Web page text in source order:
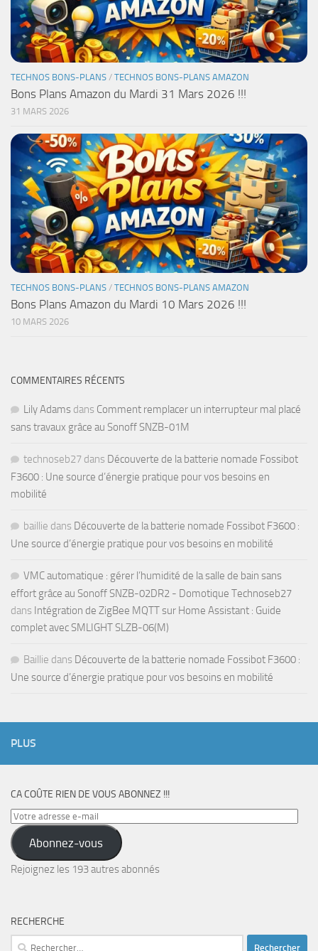
TECHNOS BONS-PLANS / TECHNOS BONS-PLANS AMAZON
Bons Plans Amazon du Mardi 31 Mars 2026 !!!
31 MARS 2026
TECHNOS BONS-PLANS / TECHNOS BONS-PLANS AMAZON
Bons Plans Amazon du Mardi 10 Mars 2026 !!!
10 MARS 2026
COMMENTAIRES RÉCENTS
Lily Adams dans Comment remplacer un interrupteur mal placé
sans travaux grâce au Sonoff SNZB-01M
technoseb27 dans Découverte de la batterie nomade Fossibot
F3600 : Une source d’énergie pratique pour vos besoins en
mobilité
baillie dans Découverte de la batterie nomade Fossibot F3600 :
Une source d’énergie pratique pour vos besoins en mobilité
VMC automatique : gérer l’humidité de la salle de bain sans
effort grâce au Sonoff SNZB-02DR2 - Domotique Technoseb27
dans Intégration de ZigBee MQTT sur Home Assistant : Guide
complet avec SMLIGHT SLZB-06(M)
Baillie dans Découverte de la batterie nomade Fossibot F3600 :
Une source d’énergie pratique pour vos besoins en mobilité
PLUS
CA COÛTE RIEN DE VOUS ABONNEZ !!!
Votre
adresse
e-
mail
Abonnez-vous
Rejoignez les 193 autres abonnés
RECHERCHE
Rechercher :